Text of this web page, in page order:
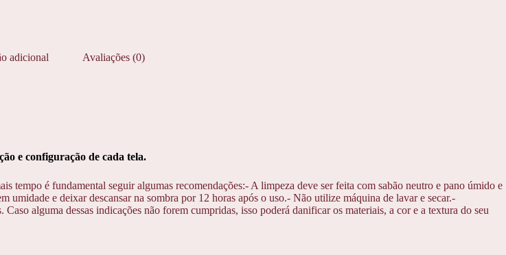
adicional Avaliações (0)
e configuração de cada tela.
tempo é fundamental seguir algumas recomendações:- A limpeza deve ser feita com sabão neutro e pano úmido e
e deixar descansar na sombra por 12 horas após o uso.- Não utilize máquina de lavar e secar.-
alguma dessas indicações não forem cumpridas, isso poderá danificar os materiais, a cor e a textura do seu